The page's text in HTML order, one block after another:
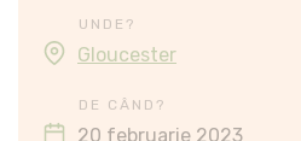
UNDE?
Gloucester
DE CÂND?
20 februarie 2023